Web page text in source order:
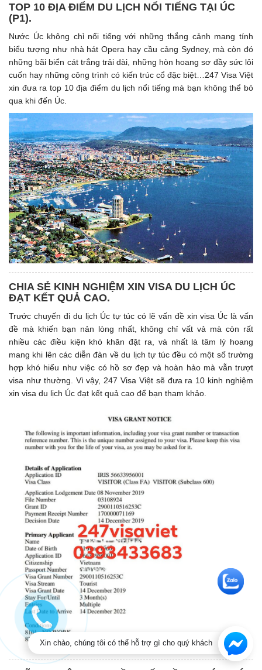
TOP 10 ĐỊA ĐIỂM DU LỊCH NỔI TIẾNG TẠI ÚC
(P1). ​
Nước Úc không chỉ nổi tiếng với những thắng cảnh mang tính
biểu tượng như nhà hát Opera hay cầu cảng Sydney, mà còn đó
những bãi biển cát trắng trải dài, những hòn hoang sơ đầy sức lôi
cuốn hay những công trình có kiến trúc cổ đặc biệt…247 Visa Việt
xin đưa ra top 10 địa điểm du lịch nổi tiếng mà bạn không thể bỏ
qua khi đến Úc.
CHIA SẺ KINH NGHIỆM XIN VISA DU LỊCH ÚC
ĐẠT KẾT QUẢ CAO.
Trước chuyến đi du lịch Úc tự túc có lẽ vấn đề xin visa Úc là vấn
đề mà khiến bạn nản lòng nhất, không chỉ vất vả mà còn rất
nhiều các điều kiện khó khăn đặt ra, và nhất là tâm lý hoang
mang khi lên các diễn đàn về du lịch tự túc đều có một số trường
hợp khó hiểu như việc có hồ sơ đẹp và hoàn hảo mà vẫn trượt
visa như thường. Vì vậy, 247 Visa Việt sẽ đưa ra 10 kinh nghiệm
xin visa du lịch Úc đạt kết quả cao để bạn tham khảo.
Xin chào, chúng tôi có thể hỗ trợ gì cho quý khách